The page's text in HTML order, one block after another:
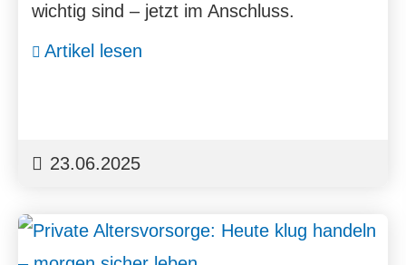
wichtig sind – jetzt im Anschluss.
Artikel lesen
23.06.2025